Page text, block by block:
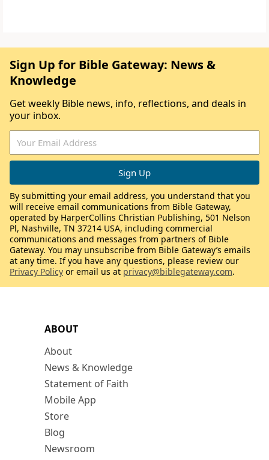
ABOUT
About
News & Knowledge
Statement of Faith
Mobile App
Store
Blog
Newsroom
Sign Up for Bible Gateway: News &
Knowledge
Get weekly Bible news, info, reflections, and deals in
your inbox.
By submitting your email address, you understand that you
will receive email communications from Bible Gateway,
operated by HarperCollins Christian Publishing, 501 Nelson
Pl, Nashville, TN 37214 USA, including commercial
communications and messages from partners of Bible
Gateway. You may unsubscribe from Bible Gateway’s emails
at any time. If you have any questions, please review our
Privacy Policy or email us at privacy@biblegateway.com.